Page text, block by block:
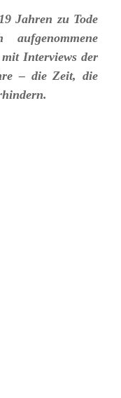
Jahren zu Tode
Interviews der
– die Zeit, die